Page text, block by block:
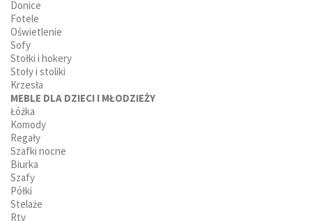
Donice
Fotele
Oświetlenie
Sofy
Stołki i hokery
Stoły i stoliki
Krzesła
MEBLE DLA DZIECI I MŁODZIEŻY
Łóżka
Komody
Regały
Szafki nocne
Biurka
Szafy
Półki
Stelaże
Rtv